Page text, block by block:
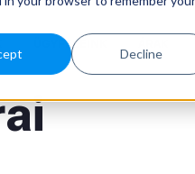
Decline
ÜGYFELEINK